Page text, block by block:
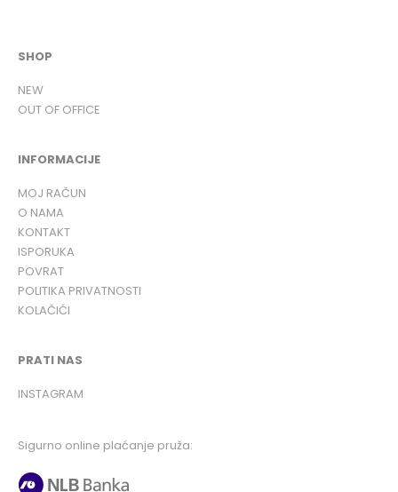
SHOP
NEW
OUT OF OFFICE
INFORMACIJE
MOJ RAČUN
O NAMA
KONTAKT
ISPORUKA
POVRAT
POLITIKA PRIVATNOSTI
KOLAČIĆI
PRATI NAS
INSTAGRAM
Sigurno online plaćanje pruža: